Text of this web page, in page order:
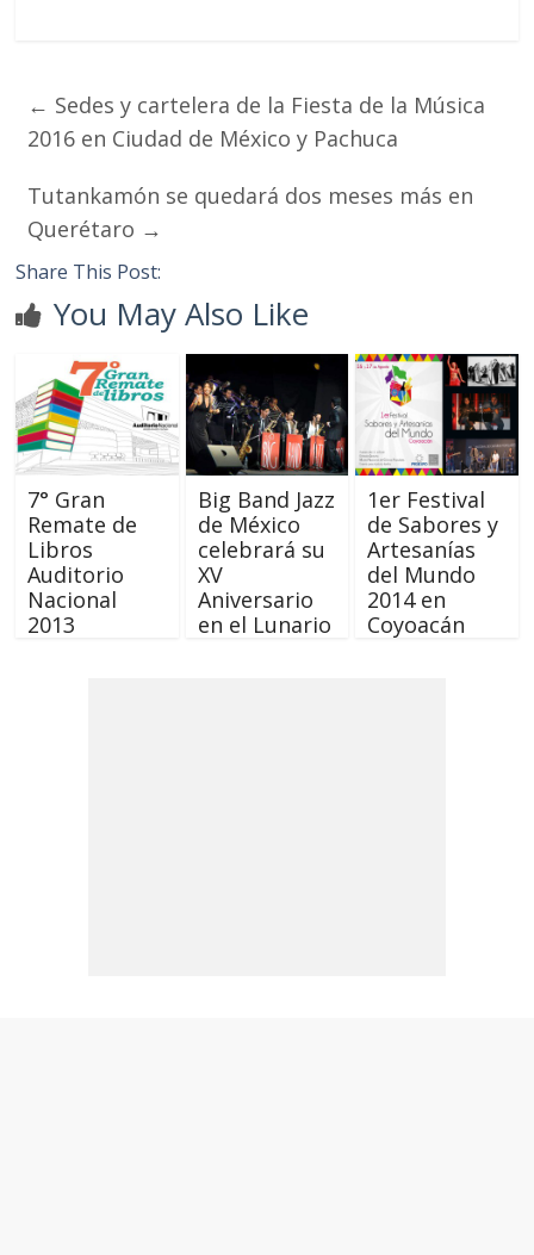
← Sedes y cartelera de la Fiesta de la Música
2016 en Ciudad de México y Pachuca
Tutankamón se quedará dos meses más en
Querétaro →
Share This Post:
You May Also Like
7° Gran
Remate de
Libros
Auditorio
Nacional
2013
Big Band Jazz
de México
celebrará su
XV
Aniversario
en el Lunario
1er Festival
de Sabores y
Artesanías
del Mundo
2014 en
Coyoacán